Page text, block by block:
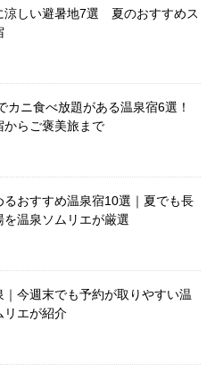
涼しい避暑地7選 夏のおすすめス
カニ食べ放題がある温泉宿6選！
からご褒美旅まで
るおすすめ温泉宿10選｜夏でも長
温泉ソムリエが厳選
｜今週末でも予約が取りやすい温
リエが紹介